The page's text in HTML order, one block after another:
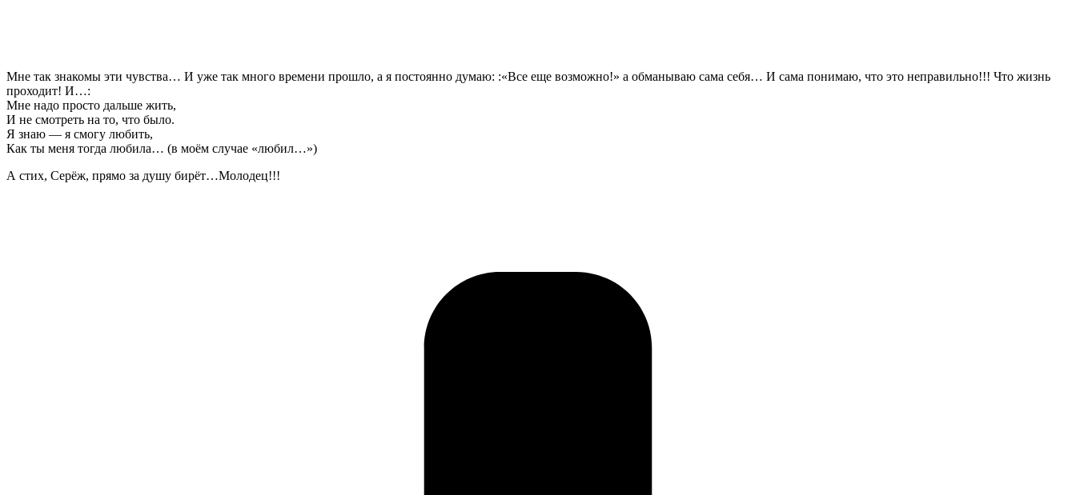
Мне так знакомы эти чувства… И уже так много времени прошло, а я постоянно думаю: :«Все еще возможно!» а обманываю сама себя… И сама понимаю, что это неправильно!!! Что жизнь
проходит! И…:
Мне надо просто дальше жить,
И не смотреть на то, что было.
Я знаю — я смогу любить,
Как ты меня тогда любила… (в моём случае «любил…»)
А стих, Серёж, прямо за душу бирёт…Молодец!!!